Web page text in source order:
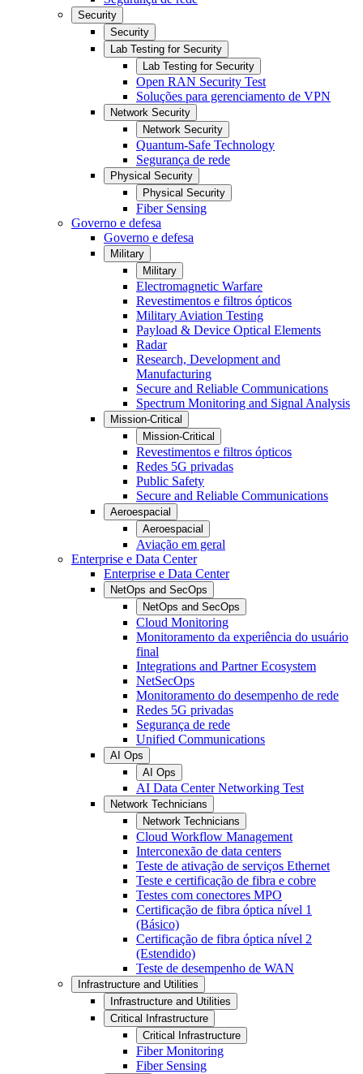
Security
Security
Lab Testing for Security
Lab Testing for Security
Open RAN Security Test
Soluções para gerenciamento de VPN
Network Security
Network Security
Quantum-Safe Technology
Segurança de rede
Physical Security
Physical Security
Fiber Sensing
Governo e defesa
Governo e defesa
Military
Military
Electromagnetic Warfare
Revestimentos e filtros ópticos
Military Aviation Testing
Payload & Device Optical Elements
Radar
Research, Development and
Manufacturing
Secure and Reliable Communications
Spectrum Monitoring and Signal Analysis
Mission-Critical
Mission-Critical
Revestimentos e filtros ópticos
Redes 5G privadas
Public Safety
Secure and Reliable Communications
Aeroespacial
Aeroespacial
Aviação em geral
Enterprise e Data Center
Enterprise e Data Center
NetOps and SecOps
NetOps and SecOps
Cloud Monitoring
Monitoramento da experiência do usuário
final
Integrations and Partner Ecosystem
NetSecOps
Monitoramento do desempenho de rede
Redes 5G privadas
Segurança de rede
Unified Communications
AI Ops
AI Ops
AI Data Center Networking Test
Network Technicians
Network Technicians
Cloud Workflow Management
Interconexão de data centers
Teste de ativação de serviços Ethernet
Teste e certificação de fibra e cobre
Testes com conectores MPO
Certificação de fibra óptica nível 1
(Básico)
Certificação de fibra óptica nível 2
(Estendido)
Teste de desempenho de WAN
Infrastructure and Utilities
Infrastructure and Utilities
Critical Infrastructure
Critical Infrastructure
Fiber Monitoring
Fiber Sensing